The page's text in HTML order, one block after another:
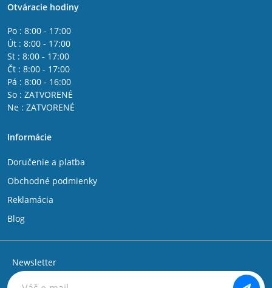
Otváracie hodiny
Po : 8:00 - 17:00
Út : 8:00 - 17:00
St : 8:00 - 17:00
Čt : 8:00 - 17:00
Pá : 8:00 - 16:00
So : ZATVORENÉ
Ne : ZATVORENÉ
Informácie
Doručenie a platba
Obchodné podmienky
Reklamácia
Blog
Newsletter